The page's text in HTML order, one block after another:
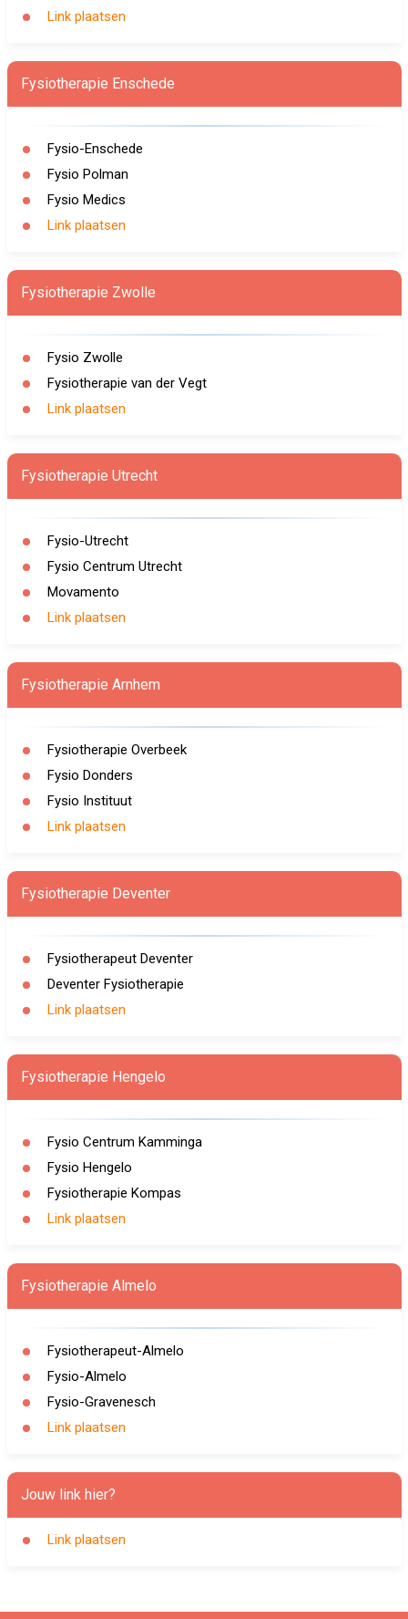
Link plaatsen
Fysiotherapie Enschede
Fysio-Enschede
Fysio Polman
Fysio Medics
Link plaatsen
Fysiotherapie Zwolle
Fysio Zwolle
Fysiotherapie van der Vegt
Link plaatsen
Fysiotherapie Utrecht
Fysio-Utrecht
Fysio Centrum Utrecht
Movamento
Link plaatsen
Fysiotherapie Arnhem
Fysiotherapie Overbeek
Fysio Donders
Fysio Instituut
Link plaatsen
Fysiotherapie Deventer
Fysiotherapeut Deventer
Deventer Fysiotherapie
Link plaatsen
Fysiotherapie Hengelo
Fysio Centrum Kamminga
Fysio Hengelo
Fysiotherapie Kompas
Link plaatsen
Fysiotherapie Almelo
Fysiotherapeut-Almelo
Fysio-Almelo
Fysio-Gravenesch
Link plaatsen
Jouw link hier?
Link plaatsen